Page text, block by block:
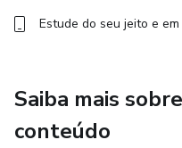
Estude do seu jeito e
Saiba mais
conteúdo